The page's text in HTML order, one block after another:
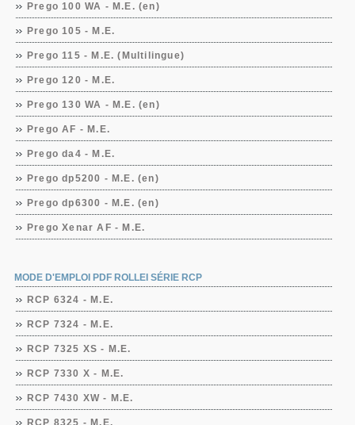
Prego 100 WA - M.E. (en)
Prego 105 - M.E.
Prego 115 - M.E. (Multilingue)
Prego 120 - M.E.
Prego 130 WA - M.E. (en)
Prego AF - M.E.
Prego da4 - M.E.
Prego dp5200 - M.E. (en)
Prego dp6300 - M.E. (en)
Prego Xenar AF - M.E.
MODE D'EMPLOI PDF ROLLEI SÉRIE RCP
RCP 6324 - M.E.
RCP 7324 - M.E.
RCP 7325 XS - M.E.
RCP 7330 X - M.E.
RCP 7430 XW - M.E.
RCP 8325 - M.E.